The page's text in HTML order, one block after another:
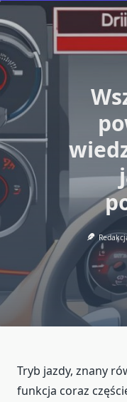
Tryb jazdy, znany
funkcja coraz